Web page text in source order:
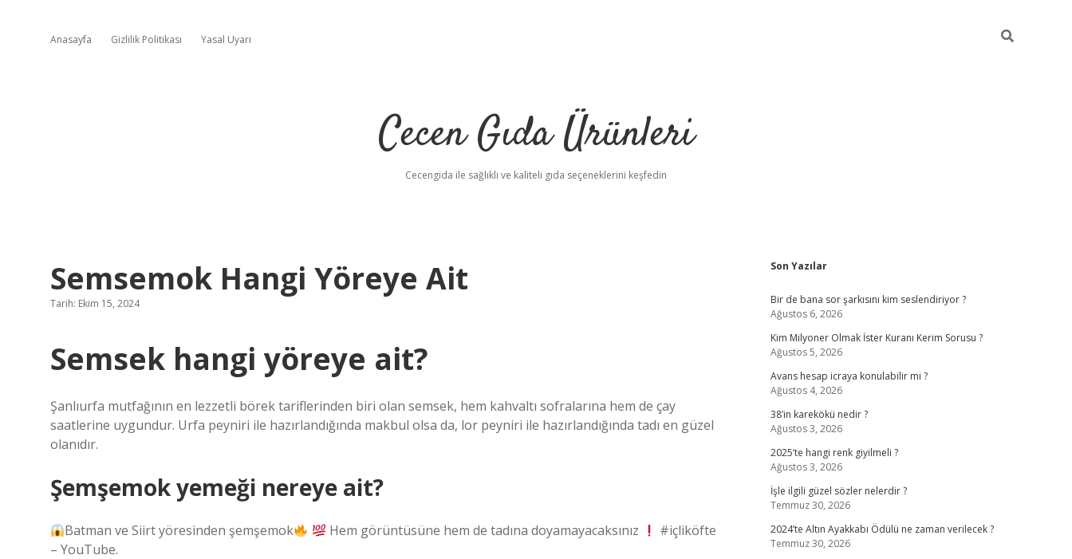
Anasayfa Gizlilik Politikası Yasal Uyarı
Cecen Gıda Ürünleri
Cecengida ile sağlıklı ve kaliteli gıda seçeneklerini keşfedin
Semsemok Hangi Yöreye Ait
Tarih: Ekim 15, 2024
Semsek hangi yöreye ait?
Şanlıurfa mutfağının en lezzetli börek tariflerinden biri olan semsek, hem kahvaltı sofralarına hem de çay
saatlerine uygundur. Urfa peyniri ile hazırlandığında makbul olsa da, lor peyniri ile hazırlandığında tadı en güzel
olanıdır.
Şemşemok yemeği nereye ait?
Batman ve Siirt yöresinden şemşemok Hem görüntüsüne hem de tadına doyamayacaksınız
#içliköfte
– YouTube.
Sidebar
Son Yazılar
Bir de bana sor şarkısını kim seslendiriyor ?
Ağustos 6, 2026
Kim Milyoner Olmak İster Kuranı Kerim Sorusu ?
Ağustos 5, 2026
Avans hesap icraya konulabilir mi ?
Ağustos 4, 2026
38’in karekökü nedir ?
Ağustos 3, 2026
2025’te hangi renk giyilmeli ?
Ağustos 3, 2026
İşle ilgili güzel sözler nelerdir ?
Temmuz 30, 2026
2024’te Altın Ayakkabı Ödülü ne zaman verilecek ?
Temmuz 30, 2026
https://hiltonbet-giris.com/